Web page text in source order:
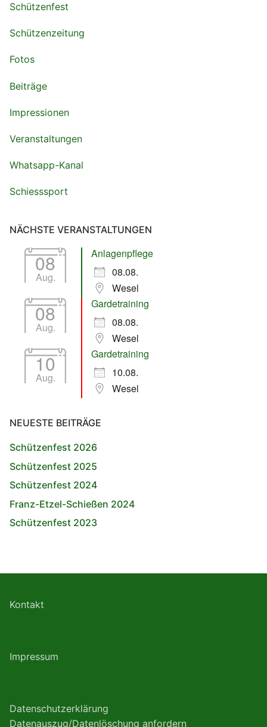
Schützenfest
Schützenzeitung
Fotos
Beiträge
Impressionen
Veranstaltungen
Whatsapp-Kanal
Schiesssport
NÄCHSTE VERANSTALTUNGEN
08
Aug.
Anlagenpflege
08.08.
Wesel
08
Aug.
Gardetraining
08.08.
Wesel
10
Aug.
Gardetraining
10.08.
Wesel
NEUESTE BEITRÄGE
Schützenfest 2026
Schützenfest 2025
Schützenfest 2024
Franz-Etzel-Schießen 2024
Schützenfest 2023
Kontakt
Impressum
Datenschutzerklärung
Datenauszug/Datenlöschung anfordern